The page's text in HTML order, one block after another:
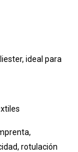
ideal para
,
, rotulación